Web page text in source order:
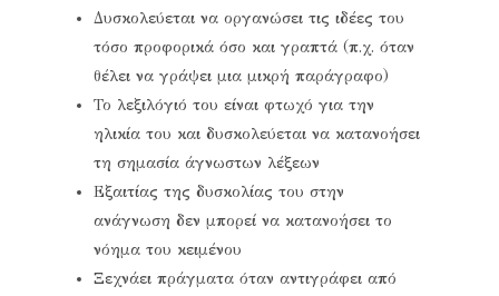
Δυσκολεύεται να οργανώσει τις ιδέες του
τόσο προφορικά όσο και γραπτά (π.χ. όταν
θέλει να γράψει μια μικρή παράγραφο)
Το λεξιλόγιό του είναι φτωχό για την
ηλικία του και δυσκολεύεται να κατανοήσει
τη σημασία άγνωστων λέξεων
Εξαιτίας της δυσκολίας του στην
ανάγνωση δεν μπορεί να κατανοήσει το
νόημα του κειμένου
Ξεχνάει πράγματα όταν αντιγράφει από